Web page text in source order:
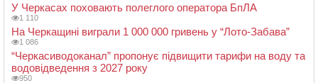
У Черкасах поховають полеглого оператора БпЛА
1 110
На Черкащині виграли 1 000 000 гривень у “Лото-Забава”
1 086
“Черкасиводоканал” пропонує підвищити тарифи на воду та
водовідведення з 2027 року
950